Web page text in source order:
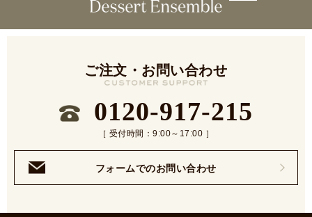
ご注文・お問い合わせ
0120-917-215
［ 受付時間：9:00～17:00 ］
フォームでのお問い合わせ